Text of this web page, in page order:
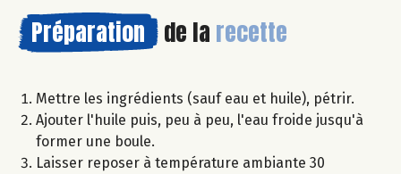
Préparation de la recette
Mettre les ingrédients (sauf eau et huile), pétrir.
Ajouter l'huile puis, peu à peu, l'eau froide jusqu'à
former une boule.
Laisser reposer à température ambiante 30